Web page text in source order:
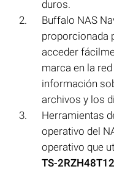
duros.
Buffalo NAS
proporcionada
acceder
marca en la
información
archivos y los
Herramientas
operativo del
operativo que
TS-